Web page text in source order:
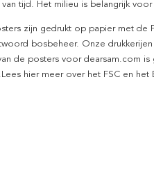
tijd. Het milieu is belangrijk voor
zijn gedrukt op papier met de
bosbeheer. Onze drukkerijen
de posters voor dearsam.com is
hier meer over het FSC en het